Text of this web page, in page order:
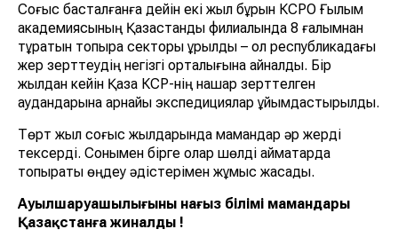
Соғыс басталғанға дейін екі жыл бұрын КСРО Ғылым
академиясының Қазақстандық филиалында 8 ғалымнан
тұратын топырақ секторы құрылды – ол республикадағы
жер зерттеудің негізгі орталығына айналды. Бір
жылдан кейін Қазақ КСР-нің нашар зерттелген
аудандарына арнайы экспедициялар ұйымдастырылды.
Төрт жыл соғыс жылдарында мамандар әр жерді
тексерді. Сонымен бірге олар шөлді аймақтарда
топырақты өңдеу әдістерімен жұмыс жасады.
Ауылшаруашылығының нағыз білімі мамандары
Қазақстанға жиналды !